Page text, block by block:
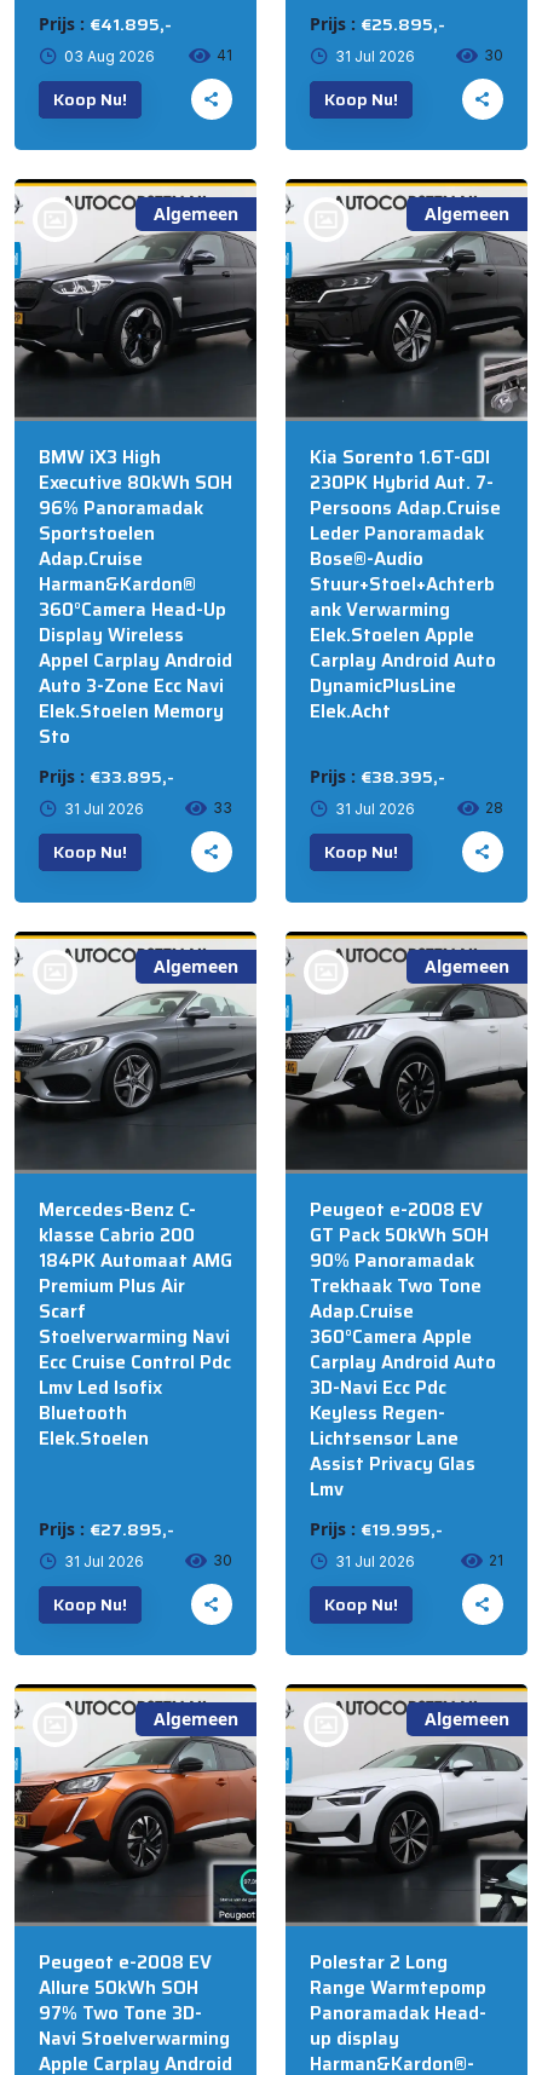
Prijs : €41.895,-
03 Aug 2026 41
Koop Nu!
Prijs : €25.895,-
31 Jul 2026 30
Koop Nu!
Algemeen
bij @Auto Corsten BV
BMW iX3 High
Executive 80kWh SOH
96% Panoramadak
Sportstoelen
Adap.Cruise
Harman&Kardon®
360°Camera Head-Up
Display Wireless
Appel Carplay Android
Auto 3-Zone Ecc Navi
Elek.Stoelen Memory
Sto
Prijs : €33.895,-
31 Jul 2026 33
Koop Nu!
Algemeen
bij @Auto Corsten BV
Kia Sorento 1.6T-GDI
230PK Hybrid Aut. 7-
Persoons Adap.Cruise
Leder Panoramadak
Bose®-Audio
Stuur+Stoel+Achterb
ank Verwarming
Elek.Stoelen Apple
Carplay Android Auto
DynamicPlusLine
Elek.Acht
Prijs : €38.395,-
31 Jul 2026 28
Koop Nu!
Algemeen
bij @Auto Corsten BV
Mercedes-Benz C-
klasse Cabrio 200
184PK Automaat AMG
Premium Plus Air
Scarf
Stoelverwarming Navi
Ecc Cruise Control Pdc
Lmv Led Isofix
Bluetooth
Elek.Stoelen
Prijs : €27.895,-
31 Jul 2026 30
Koop Nu!
Algemeen
bij @Auto Corsten BV
Peugeot e-2008 EV
GT Pack 50kWh SOH
90% Panoramadak
Trekhaak Two Tone
Adap.Cruise
360°Camera Apple
Carplay Android Auto
3D-Navi Ecc Pdc
Keyless Regen-
Lichtsensor Lane
Assist Privacy Glas
Lmv
Prijs : €19.995,-
31 Jul 2026 21
Koop Nu!
Algemeen
bij @Auto Corsten BV
Peugeot e-2008 EV
Allure 50kWh SOH
97% Two Tone 3D-
Navi Stoelverwarming
Apple Carplay Android
Algemeen
bij @Auto Corsten BV
Polestar 2 Long
Range Warmtepomp
Panoramadak Head-
up display
Harman&Kardon®-